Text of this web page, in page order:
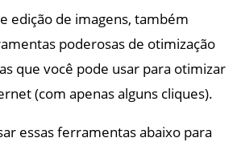
edição de imagens, também
poderosas de otimização
que você pode usar para otimizar
(com apenas alguns cliques).
essas ferramentas abaixo para